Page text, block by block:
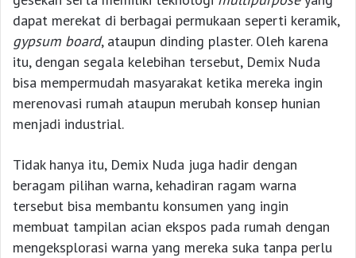
dapat merekat di berbagai permukaan seperti keramik,
gypsum board, ataupun dinding plaster. Oleh karena
itu, dengan segala kelebihan tersebut, Demix Nuda
bisa mempermudah masyarakat ketika mereka ingin
merenovasi rumah ataupun merubah konsep hunian
menjadi industrial.
Tidak hanya itu, Demix Nuda juga hadir dengan
beragam pilihan warna, kehadiran ragam warna
tersebut bisa membantu konsumen yang ingin
membuat tampilan acian ekspos pada rumah dengan
mengeksplorasi warna yang mereka suka tanpa perlu